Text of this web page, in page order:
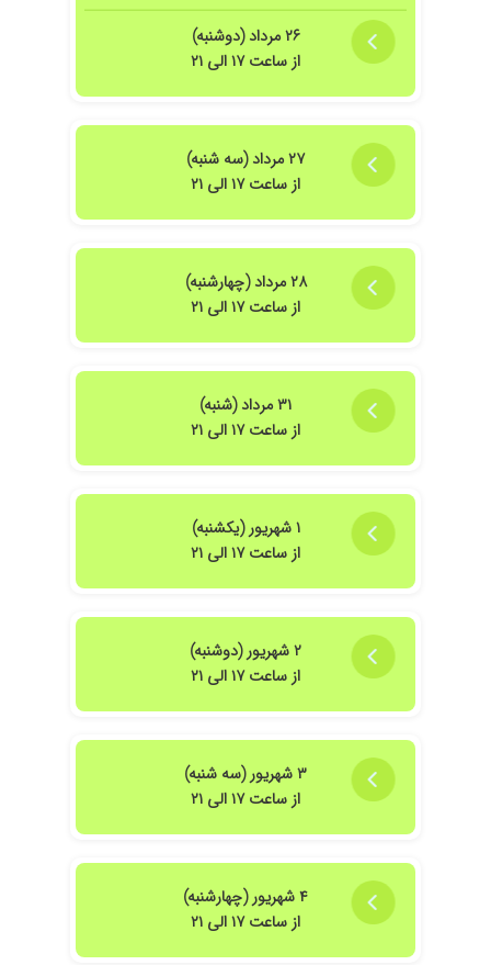
۲۶ مرداد (دوشنبه)
از ساعت ۱۷ الی ۲۱
۲۷ مرداد (سه شنبه)
از ساعت ۱۷ الی ۲۱
۲۸ مرداد (چهارشنبه)
از ساعت ۱۷ الی ۲۱
۳۱ مرداد (شنبه)
از ساعت ۱۷ الی ۲۱
۱ شهریور (یکشنبه)
از ساعت ۱۷ الی ۲۱
۲ شهریور (دوشنبه)
از ساعت ۱۷ الی ۲۱
۳ شهریور (سه شنبه)
از ساعت ۱۷ الی ۲۱
۴ شهریور (چهارشنبه)
از ساعت ۱۷ الی ۲۱